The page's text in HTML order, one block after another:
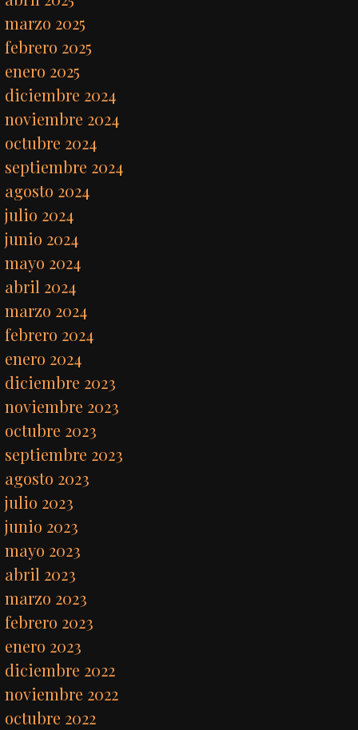
marzo 2025
febrero 2025
enero 2025
diciembre 2024
noviembre 2024
octubre 2024
septiembre 2024
agosto 2024
julio 2024
junio 2024
mayo 2024
abril 2024
marzo 2024
febrero 2024
enero 2024
diciembre 2023
noviembre 2023
octubre 2023
septiembre 2023
agosto 2023
julio 2023
junio 2023
mayo 2023
abril 2023
marzo 2023
febrero 2023
enero 2023
diciembre 2022
noviembre 2022
octubre 2022